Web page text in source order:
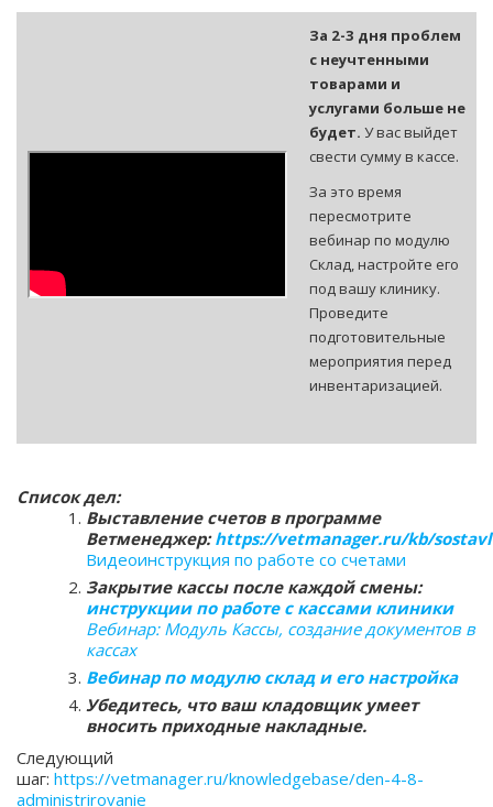
За 2-3 дня проблем
с неучтенными
товарами и
услугами больше не
будет. У вас выйдет
свести сумму в кассе.
За это время
пересмотрите
вебинар по модулю
Склад, настройте его
под вашу клинику.
Проведите
подготовительные
мероприятия перед
инвентаризацией.
Список дел:
Выставление счетов в программе
Ветменеджер:https://vetmanager.ru/kb/
Видеоинструкция по работе со счетами
Закрытие кассы после каждой смены:
инструкции по работе с кассами клиники
Вебинар: Модуль Кассы, создание документов в
кассах
Вебинар по модулю склад и его настройка
Убедитесь, что ваш кладовщик умеет
вносить приходные накладные.
Следующий
шаг: https://vetmanager.ru/knowledgebase/den-4-8-
administrirovanie